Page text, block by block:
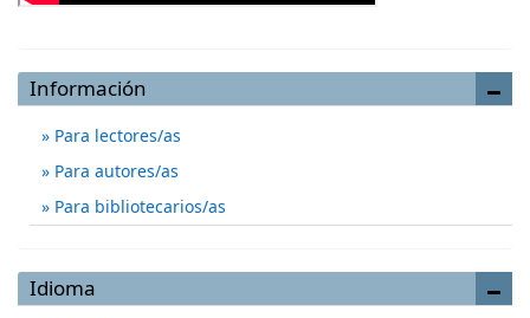
Información
Para lectores/as
Para autores/as
Para bibliotecarios/as
Idioma